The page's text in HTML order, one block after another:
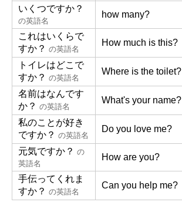
いくつですか？
の英語名
how many?
これはいくらで
すか？ の英語名
How much is this?
トイレはどこで
すか？ の英語名
Where is the toilet?
名前はなんです
か？ の英語名
What's your name?
私のことが好き
ですか？ の英語名
Do you love me?
元気ですか？ の
英語名
How are you?
手伝ってくれま
すか？ の英語名
Can you help me?